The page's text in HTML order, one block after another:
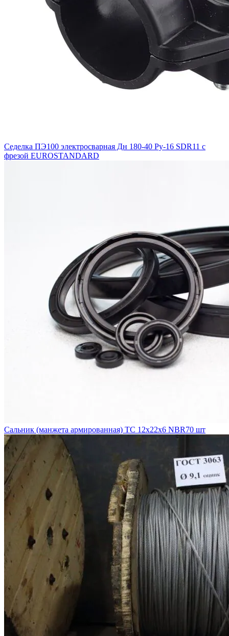
Седелка ПЭ100 электросварная Дн 180-40 Ру-16 SDR11 с
фрезой EUROSTANDARD
Сальник (манжета армированная) TC 12х22х6 NBR70 шт